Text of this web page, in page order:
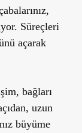
Süreçleri
açarak
bağları
uzun
büyüme